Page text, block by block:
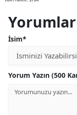
Yorumlar
İsim*
Yorum Yazın (500